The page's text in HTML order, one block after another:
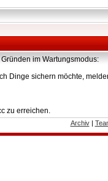
im Wartungsmodus:
Dinge sichern möchte,
zu erreichen.
Archiv|